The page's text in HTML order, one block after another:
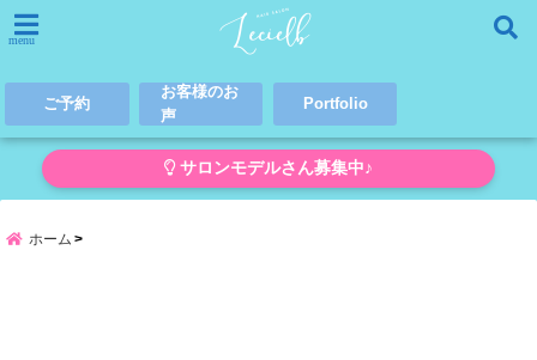
menu
ご予約
お客様のお
声
Portfolio
サロンモデルさん募集中♪
ホーム